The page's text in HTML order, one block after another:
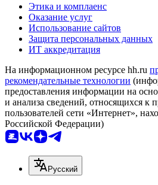
Этика и комплаенс
Оказание услуг
Использование сайтов
Защита персональных данных
ИТ аккредитация
На информационном ресурсе hh.ru
рекомендательные технологии
предоставления информации на
и анализа сведений, относящихся к
пользователей сети «Интернет»,
Российской Федерации)
Русский